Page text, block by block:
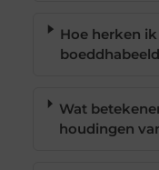
Hoe herken
Wat
houdingen